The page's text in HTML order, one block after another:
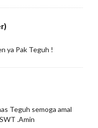
ya Pak Teguh !
Teguh semoga amal
.Amin